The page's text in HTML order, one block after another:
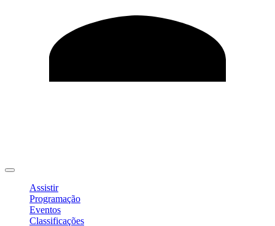
Assistir
Programação
Eventos
Classificações